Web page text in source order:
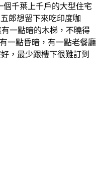
個千葉上千戶的大型住宅
郎想留下來吃印度咖
一點暗的木梯，不曉得
一點昏暗，有一點老餐廳
，最少跟樓下很難訂到